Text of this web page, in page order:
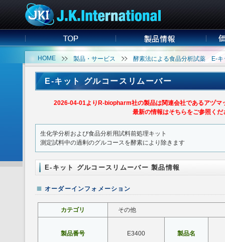
HOME 製品・サービス 酵素法による食品分析試薬 E-キ
E-キット グルコースリムーバー
2026-04-01よりR-biopharm社の製品は関連会社であるアヅマ
最新の情報はそちらをご参照く
生化学分析および食品分析用試料前処理キット
測定試料中の過剰のグルコースを酵素により除きます
E-キット グルコースリムーバー 製品情報
オーダーインフォメーション
カテゴリ その他
製品番号 E3400 製品名